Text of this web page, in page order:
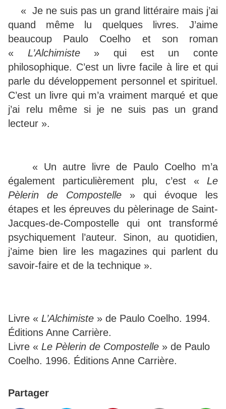
« Je ne suis pas un grand littéraire mais j’ai
quand même lu quelques livres. J’aime
beaucoup Paulo Coelho et son roman
« L’Alchimiste » qui est un conte
philosophique. C’est un livre facile à lire et qui
parle du développement personnel et spirituel.
C’est un livre qui m’a vraiment marqué et que
j’ai relu même si je ne suis pas un grand
lecteur ».
« Un autre livre de Paulo Coelho m’a
également particulièrement plu, c’est « Le
Pèlerin de Compostelle » qui évoque les
étapes et les épreuves du pèlerinage de Saint-
Jacques-de-Compostelle qui ont transformé
psychiquement l’auteur. Sinon, au quotidien,
j’aime bien lire les magazines qui parlent du
savoir-faire et de la technique ».
Livre « L’Alchimiste » de Paulo Coelho. 1994.
Éditions Anne Carrière.
Livre « Le Pèlerin de Compostelle » de Paulo
Coelho. 1996. Éditions Anne Carrière.
Partager